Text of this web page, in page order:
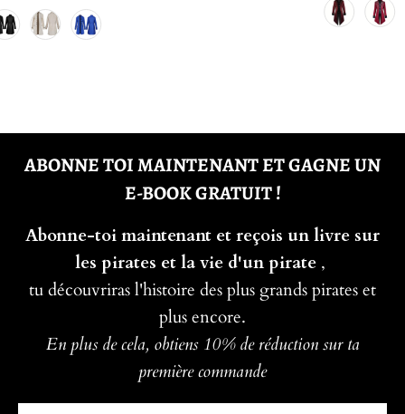
ABONNE TOI MAINTENANT ET GAGNE UN
E-BOOK GRATUIT !
Abonne-toi maintenant et reçois un livre sur
les pirates et la vie d'un pirate ,
tu découvriras l'histoire des plus grands pirates et
plus encore.
En plus de cela, obtiens 10% de réduction sur ta
première commande